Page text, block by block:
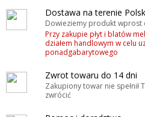
Dostawa na terenie
Dowieziemy produkt wprost
Przy zakupie płyt i blatów
działem handlowym w celu
ponadgabarytowego
Zwrot towaru do 14 dni
Zakupiony towar nie spełnił
zwrócić